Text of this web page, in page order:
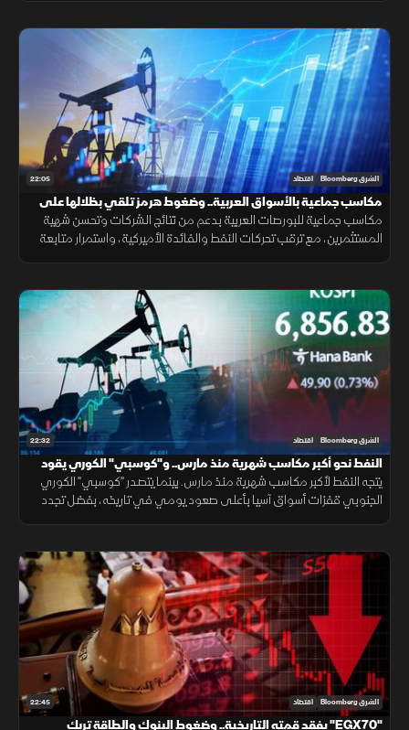
22:05 الشرق Bloomberg اقتصاد
مكاسب جماعية بالأسواق العربية.. وضغوط هرمز تلقي بظلالها على
الطاقة
مكاسب جماعية للبورصات العربية بدعم من نتائج الشركات وتحسن شهية
المستثمرين، مع ترقب تحركات النفط والفائدة الأميركية، واستمرار متابعة
22:32 الشرق Bloomberg اقتصاد
النفط نحو أكبر مكاسب شهرية منذ مارس.. و"كوسبي" الكوري يقود
مكاسب آسيا
يتجه النفط لأكبر مكاسب شهرية منذ مارس. بينما يتصدر "كوسبي" الكوري
الجنوبي قفزات أسواق آسيا بأعلى صعود يومي في تاريخه، بفضل تجدد
22:45 الشرق Bloomberg اقتصاد
"EGX70" يفقد قمته التاريخية.. وضغوط البنوك والطاقة تربك